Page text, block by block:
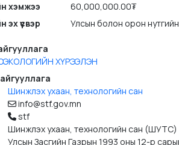
хэмжээ
60,000,000.00₮
эх үүсвэр
Улсын болон орон
ХҮРЭЭЛЭН
Шинжлэх ухаан, технологийн сан
info@stf.gov.mn
stf
Шинжлэх ухаан, технологийн сан
Улсын Засгийн Газрын 1993 оны 12-р